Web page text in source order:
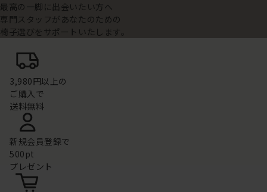
最高の一脚に出会いたい方へ
専門スタッフがあなたのための
椅子選びをサポートいたします。
3,980円以上の
ご購入で
送料無料
新規会員登録で
500pt
プレゼント